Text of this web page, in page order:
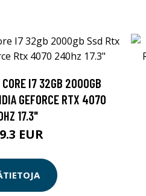
CORE I7 32GB 2000GB
GEFORCE RTX 4070
17.3"
EUR